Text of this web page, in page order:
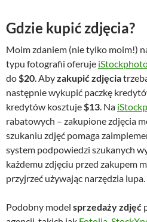
Moim zdaniem (nie tylko moim!)
do$20. Abyzakupić zdjęcia
następnie wykupić paczkę
kredytów kosztuje$13. Na
rabatowych – zakupione zdjęcia
szukaniu zdjęć pomaga
system podpowiedzi szukanych
każdemu zdjęciu przed zakupem
przyjrzeć używając narzędzia lupa.
Podobny modelsprzedaży zdjęć
przekonaniu gromadzone tam